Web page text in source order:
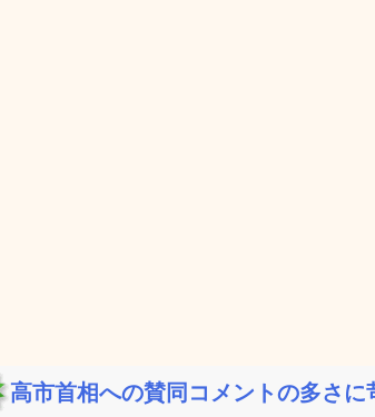
高市首相への賛同コメントの多さ